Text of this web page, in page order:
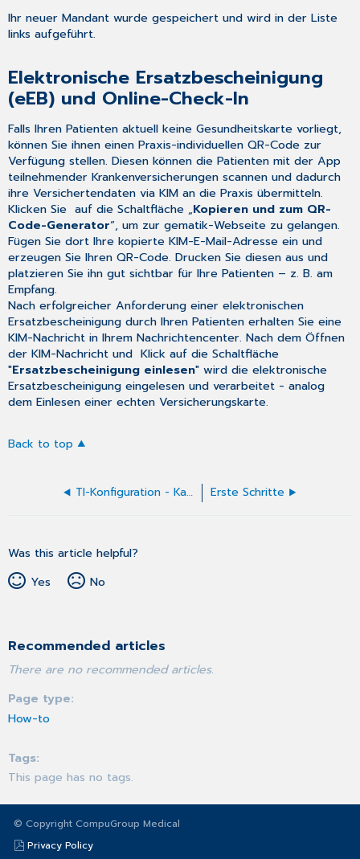
Ihr neuer Mandant wurde gespeichert und wird in der Liste
links aufgeführt.
Elektronische Ersatzbescheinigung
(eEB) und Online-Check-In
Falls Ihren Patienten aktuell keine Gesundheitskarte vorliegt,
können Sie ihnen einen Praxis-individuellen QR-Code zur
Verfügung stellen. Diesen können die Patienten mit der App
teilnehmender Krankenversicherungen scannen und dadurch
ihre Versichertendaten via KIM an die Praxis übermitteln.
Klicken Sie auf die Schaltfläche „Kopieren und zum QR-
Code-Generator“, um zur gematik-Webseite zu gelangen.
Fügen Sie dort Ihre kopierte KIM-E-Mail-Adresse ein und
erzeugen Sie Ihren QR-Code. Drucken Sie diesen aus und
platzieren Sie ihn gut sichtbar für Ihre Patienten – z. B. am
Empfang.
Nach erfolgreicher Anforderung einer elektronischen
Ersatzbescheinigung durch Ihren Patienten erhalten Sie eine
KIM-Nachricht in Ihrem Nachrichtencenter. Nach dem Öffnen
der KIM-Nachricht und Klick auf die Schaltfläche
"Ersatzbescheinigung einlesen" wird die elektronische
Ersatzbescheinigung eingelesen und verarbeitet - analog
dem Einlesen einer echten Versicherungskarte.
Back to top
TI-Konfiguration - Karten verwalten Erste Schritte
Was this article helpful?
Yes
No
Recommended articles
There are no recommended articles.
Page type
How-to
Tags
This page has no tags.
© Copyright CompuGroup Medical
Privacy Policy